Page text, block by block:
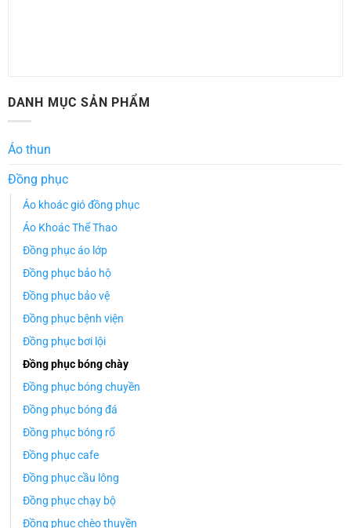
DANH MỤC SẢN PHẨM
Áo thun
Đồng phục
Áo khoác gió đồng phục
Áo Khoác Thể Thao
Đồng phục áo lớp
Đồng phục bảo hộ
Đồng phục bảo vệ
Đồng phục bệnh viện
Đồng phục bơi lội
Đồng phục bóng chày
Đồng phục bóng chuyền
Đồng phục bóng đá
Đồng phục bóng rổ
Đồng phục cafe
Đồng phục cầu lông
Đồng phục chạy bộ
Đồng phục chèo thuyền